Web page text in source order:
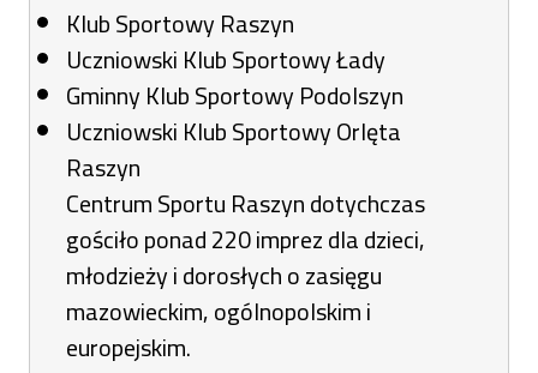
Klub Sportowy Raszyn
Uczniowski Klub Sportowy Łady
Gminny Klub Sportowy Podolszyn
Uczniowski Klub Sportowy Orlęta
Raszyn
Centrum Sportu Raszyn dotychczas
gościło ponad 220 imprez dla dzieci,
młodzieży i dorosłych o zasięgu
mazowieckim, ogólnopolskim i
europejskim.